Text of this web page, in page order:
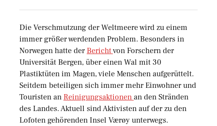
Die Verschmutzung der Weltmeere wird zu einem
immer größer werdenden Problem. Besonders in
Norwegen hatte der Berichtvon Forschern der
Universität Bergen, über einen Wal mit 30
Plastiktüten im Magen, viele Menschen aufgerüttelt.
Seitdem beteiligen sich immer mehr Einwohner und
Touristen an Reinigungsaktionen an den Stränden
des Landes. Aktuell sind Aktivisten auf der zu den
Lofoten gehörenden Insel Værøy unterwegs.